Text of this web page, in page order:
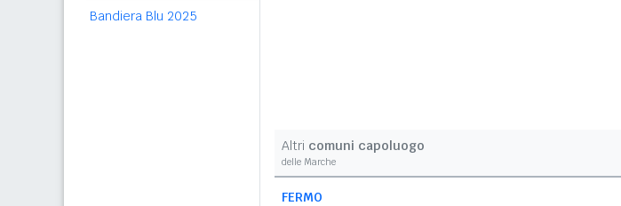
Bandiera Blu 2025
Altri comuni capoluogo
delle Marche
FERMO